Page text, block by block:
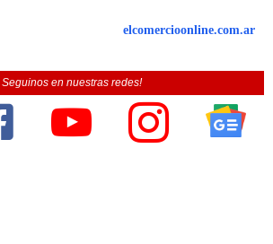
elcomercioonline.com.ar
Seguinos en nuestras redes!